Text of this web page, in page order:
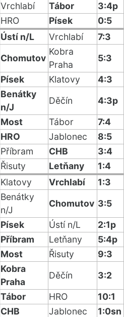
Vrchlabí Tábor
3:4p
HRO Písek
0:5
Ústí n/L Vrchlabí
7:3
Chomutov
Kobra
Praha
5:3
Písek Klatovy
4:3
Benátky
n/J
Děčín
4:3p
Most Tábor
7:4
HRO Jablonec
8:5
Příbram CHB
3:4
Řisuty Letňany
1:4
Klatovy Vrchlabí
1:3
Benátky
n/J
Chomutov 3:5
Písek Ústí n/L
2:1p
Příbram Letňany
5:4p
Most Řisuty
9:3
Kobra
Praha
Děčín
3:2
Tábor HRO
10:1
CHB Jablonec
1:0sn